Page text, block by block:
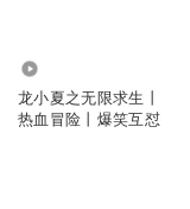
龙小夏之无限求生丨
热血冒险丨爆笑互怼